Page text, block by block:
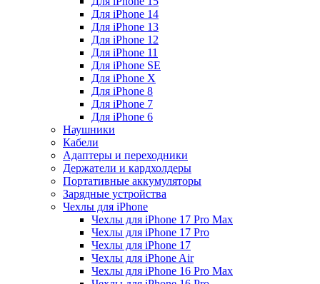
Для iPhone 14
Для iPhone 13
Для iPhone 12
Для iPhone 11
Для iPhone SE
Для iPhone X
Для iPhone 8
Для iPhone 7
Для iPhone 6
Наушники
Кабели
Адаптеры и переходники
Держатели и кардхолдеры
Портативные аккумуляторы
Зарядные устройства
Чехлы для iPhone
Чехлы для iPhone 17 Pro Max
Чехлы для iPhone 17 Pro
Чехлы для iPhone 17
Чехлы для iPhone Air
Чехлы для iPhone 16 Pro Max